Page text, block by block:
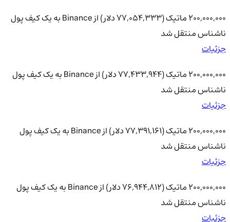
200,000,000 ماتیک (77,054,333 دلار) از Binance به یک کیف پول
ناشناس منتقل شد
جزئیات
200,000,000 ماتیک (77,433,944 دلار) از Binance به یک کیف پول
ناشناس منتقل شد
جزئیات
200,000,000 ماتیک (77,391,161 دلار) از Binance به یک کیف پول
ناشناس منتقل شد
جزئیات
200,000,000 ماتیک (76,944,812 دلار) از Binance به یک کیف پول
ناشناس منتقل شد
جزئیات